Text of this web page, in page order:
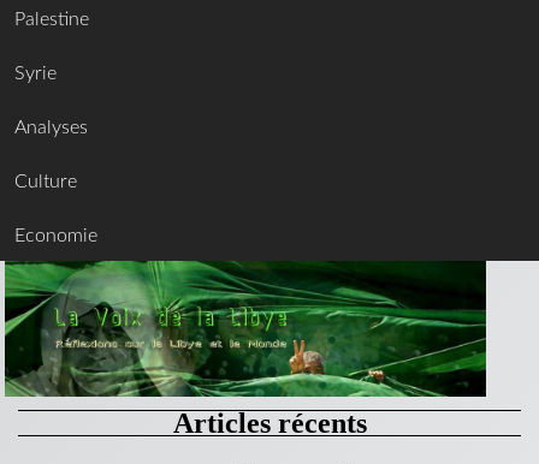
Palestine
Syrie
Analyses
Culture
Economie
Articles récents